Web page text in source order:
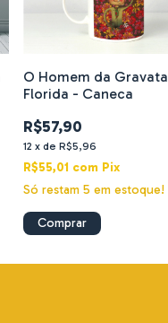
O Homem da Gravata
Florida - Caneca
R$57,90
12 xdeR$5,96
R$55,01 com Pix
Só restam5 em estoque!